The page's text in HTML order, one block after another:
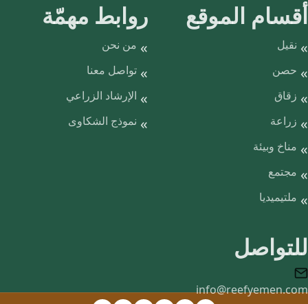
أقسام الموقع
نقيل
حصن
زقاق
زراعة
مناخ وبيئة
مجتمع
ملتيميديا
روابط مهمّة
من نحن
تواصل معنا
الإرشاد الزراعي
نموذج الشكاوى
للتواصل
info@reefyemen.com